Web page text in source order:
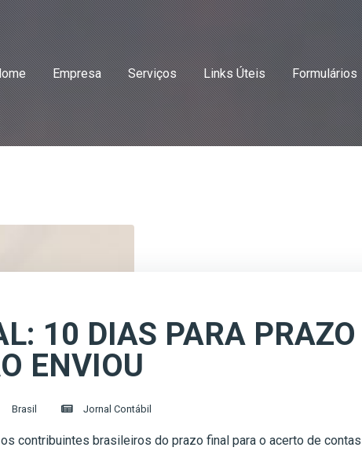
Empresa Serviços Links Úteis Formulários
10 DIAS PARA
ENVIOU
Brasil Jornal Contábil
contribuintes brasileiros do prazo final para o acerto de